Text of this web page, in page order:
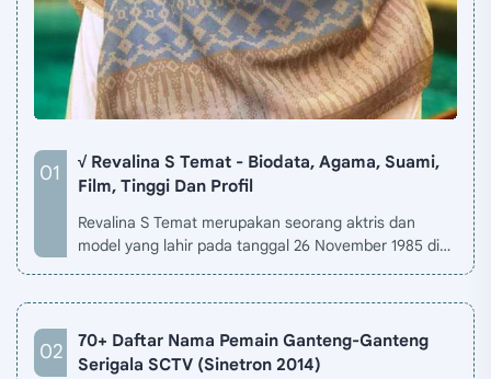
√ Revalina S Temat - Biodata, Agama, Suami,
Film, Tinggi Dan Profil
Revalina S Temat merupakan seorang aktris dan
model yang lahir pada tanggal 26 November 1985 di
70+ Daftar Nama Pemain Ganteng-Ganteng
Serigala SCTV (Sinetron 2014)